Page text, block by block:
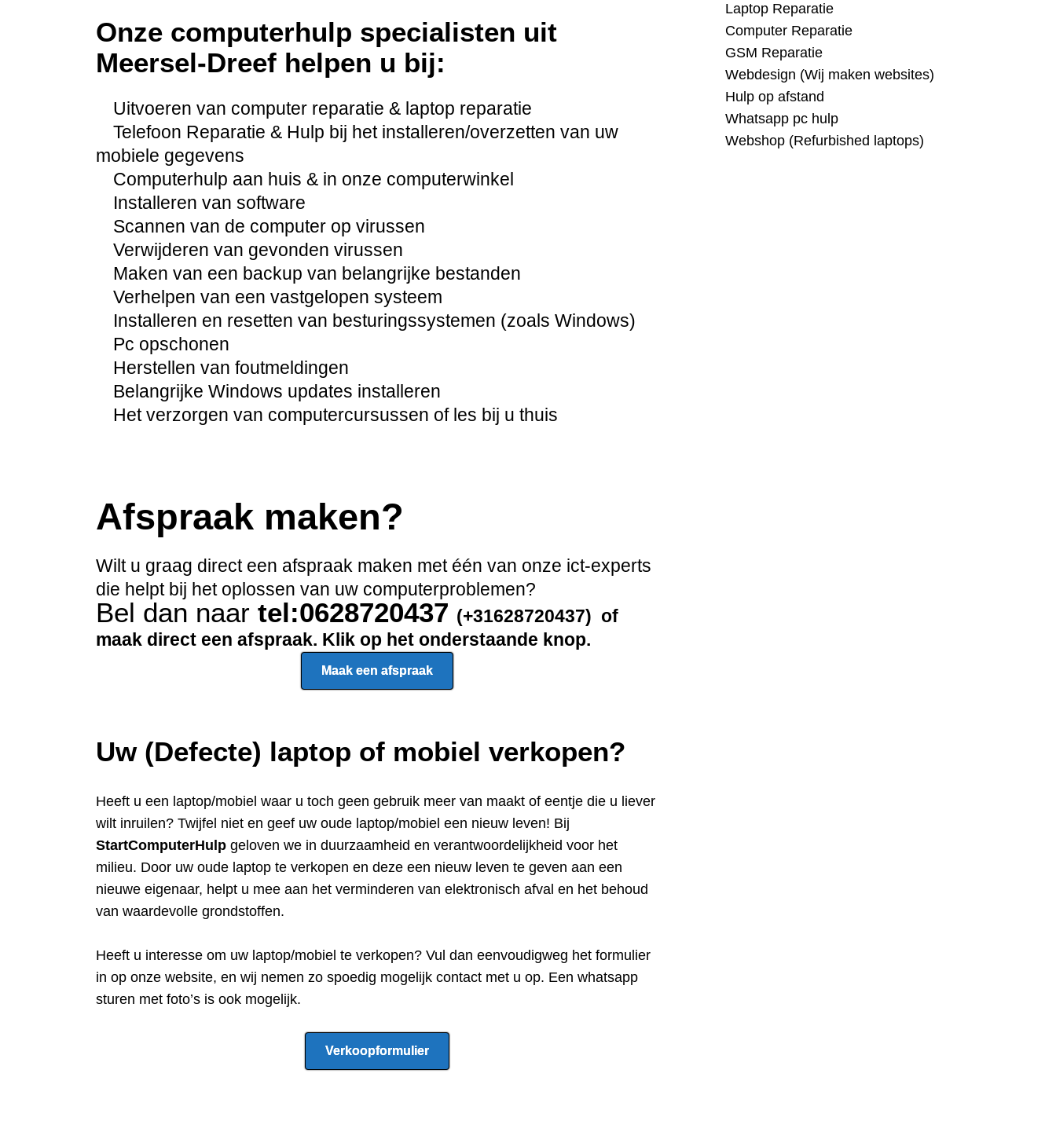
Onze computerhulp specialisten uit
Meersel-Dreef helpen u bij:
Uitvoeren van computer reparatie & laptop reparatie
Telefoon Reparatie & Hulp bij het installeren/overzetten van uw
mobiele gegevens
Computerhulp aan huis & in onze computerwinkel
Installeren van software
Scannen van de computer op virussen
Verwijderen van gevonden virussen
Maken van een backup van belangrijke bestanden
Verhelpen van een vastgelopen systeem
Installeren en resetten van besturingssystemen (zoals Windows)
Pc opschonen
Herstellen van foutmeldingen
Belangrijke Windows updates installeren
Het verzorgen van computercursussen of les bij u thuis
Afspraak maken?
Wilt u graag direct een afspraak maken met één van onze ict-experts
die helpt bij het oplossen van uw computerproblemen?
Bel dan naar tel:0628720437 (+31628720437) of
maak direct een afspraak. Klik op het onderstaande knop.
Maak een afspraak
Uw (Defecte) laptop of mobiel verkopen?
Heeft u een laptop/mobiel waar u toch geen gebruik meer van maakt of eentje die u liever
wilt inruilen? Twijfel niet en geef uw oude laptop/mobiel een nieuw leven! Bij
StartComputerHulp geloven we in duurzaamheid en verantwoordelijkheid voor het
milieu. Door uw oude laptop te verkopen en deze een nieuw leven te geven aan een
nieuwe eigenaar, helpt u mee aan het verminderen van elektronisch afval en het behoud
van waardevolle grondstoffen.
Heeft u interesse om uw laptop/mobiel te verkopen? Vul dan eenvoudigweg het formulier
in op onze website, en wij nemen zo spoedig mogelijk contact met u op. Een whatsapp
sturen met foto’s is ook mogelijk.
Verkoopformulier
Laptop Reparatie
Computer Reparatie
GSM Reparatie
Webdesign (Wij maken websites)
Hulp op afstand
Whatsapp pc hulp
Webshop (Refurbished laptops)